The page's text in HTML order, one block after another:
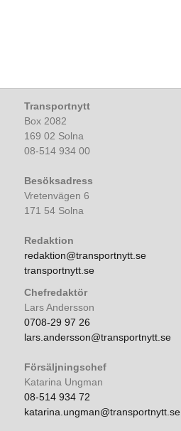
Transportnytt
Box 2082
169 02 Solna
08-514 934 00
Besöksadress
Vretenvägen 6
171 54 Solna
Redaktion
redaktion@transportnytt.se
transportnytt.se
Chefredaktör
Lars Andersson
0708-29 97 26
lars.andersson@transportnytt.se
Försäljningschef
Katarina Ungman
08-514 934 72
katarina.ungman@transportnytt.se